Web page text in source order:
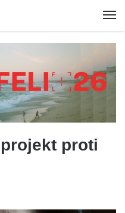
proti